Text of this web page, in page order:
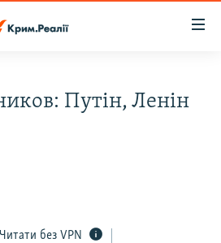
Путін, Ленін
Читати без VPN